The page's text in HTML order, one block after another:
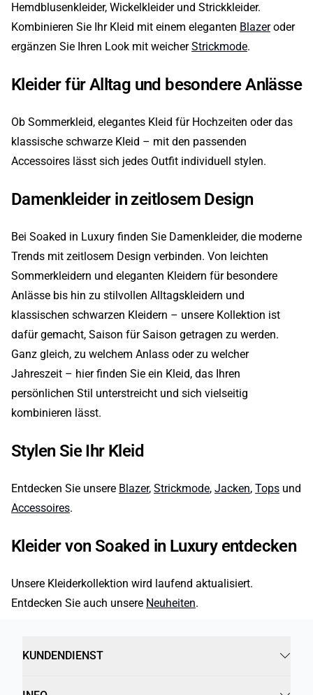
Hemdblusenkleider, Wickelkleider und Strickkleider.
Kombinieren Sie Ihr Kleid mit einem eleganten Blazeroder
ergänzen Sie Ihren Look mit weicherStrickmode.
Kleider für Alltag und besondere Anlässe
Ob Sommerkleid, elegantes Kleid für Hochzeiten oder das
klassische schwarze Kleid – mit den passenden
Accessoires lässt sich jedes Outfit individuell stylen.
Damenkleider in zeitlosem Design
Bei Soaked in Luxury finden Sie Damenkleider, die moderne
Trends mit zeitlosem Design verbinden. Von leichten
Sommerkleidern und eleganten Kleidern für besondere
Anlässe bis hin zu stilvollen Alltagskleidern und
klassischen schwarzen Kleidern – unsere Kollektion ist
dafür gemacht, Saison für Saison getragen zu werden.
Ganz gleich, zu welchem Anlass oder zu welcher
Jahreszeit – hier finden Sie ein Kleid, das Ihren
persönlichen Stil unterstreicht und sich vielseitig
kombinieren lässt.
Stylen Sie Ihr Kleid
Entdecken Sie unsere Blazer, Strickmode, Jacken, Tops und
Accessoires.
Kleider von Soaked in Luxury entdecken
Unsere Kleiderkollektion wird laufend aktualisiert.
Entdecken Sie auch unsere Neuheiten.
KUNDENDIENST